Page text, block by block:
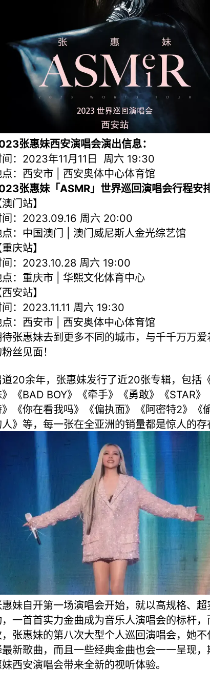
张惠妹西安演唱会演出信息：
：2023年11月11日 周六 19:30
：西安市 | 西安奥体中心体育馆
张惠妹「ASMR」世界巡回演唱会行程安排
门站】
间：2023.09.16 周六 20:00
：中国澳门 | 澳门威尼斯人金光综艺馆
庆站】
间：2023.10.28 周六 19:00
：重庆市 | 华熙文化体育中心
安站】
：2023.11.11 周六 19:30
：西安市 | 西安奥体中心体育馆
张惠妹去到更多不同的城市，与千千万万爱
丝见面！
20余年，张惠妹发行了近20张专辑，包括
《BAD BOY》《牵手》《勇敢》《STAR》
《你在看我吗》《偏执面》《阿密特2》《
》等，每一张在全亚洲的销量都是惊人的存
妹自开第一场演唱会开始，就以高规格、超
一首首实力金曲成为音乐人演唱会的标杆，
张惠妹的第八次大型个人巡回演唱会，她不
新歌曲，而且一些经典金曲也会一一呈现，
西安演唱会带来全新的视听体验。